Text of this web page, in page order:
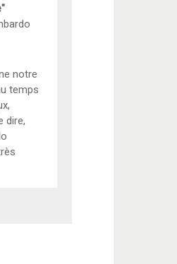
notre
temps
dire,